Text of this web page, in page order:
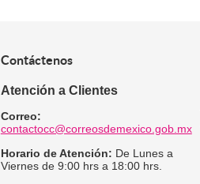
Contáctenos
Atención a Clientes
Correo:
contactocc@correosdemexico.gob.mx
Horario de Atención: De Lunes a
Viernes de 9:00 hrs a 18:00 hrs.